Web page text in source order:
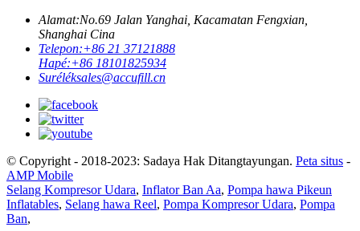
Alamat:No.69 Jalan Yanghai, Kacamatan Fengxian,
Shanghai Cina
Telepon:+86 21 37121888
Hapé:+86 18101825934
Suréléksales@accufill.cn
© Copyright - 2018-2023: Sadaya Hak Ditangtayungan. Peta situs -
AMP Mobile
Selang Kompresor Udara, Inflator Ban Aa, Pompa hawa Pikeun
Inflatables, Selang hawa Reel, Pompa Kompresor Udara, Pompa
Ban,